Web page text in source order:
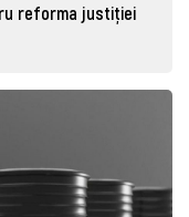
reforma justiției